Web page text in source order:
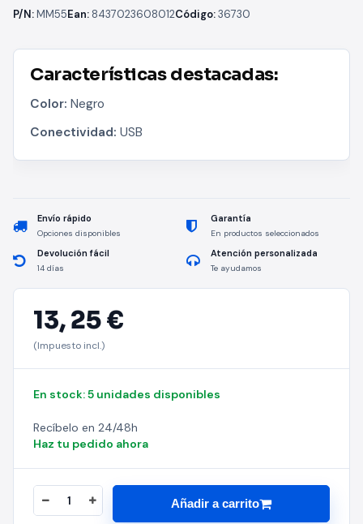
P/N:MM55Ean: 8437023608012Código:36730
Características destacadas:
Color: Negro
Conectividad: USB
Envío rápido
Opciones disponibles
Garantía
En productos seleccionados
Devolución fácil
14 días
Atención personalizada
Te ayudamos
13,25 €
(Impuesto incl.)
En stock: 5 unidades disponibles
Recíbelo en 24/48h
Haz tu pedido ahora
Añadir a carrito